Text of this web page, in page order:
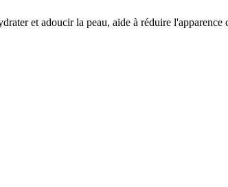
et adoucir la peau, aide à réduire l'apparence